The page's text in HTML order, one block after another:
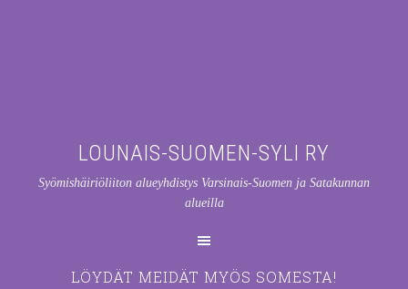
LOUNAIS-SUOMEN-SYLI RY
Syömishäiriöliiton alueyhdistys Varsinais-Suomen ja Satakunnan
alueilla
LÖYDÄT MEIDÄT MYÖS SOMESTA!